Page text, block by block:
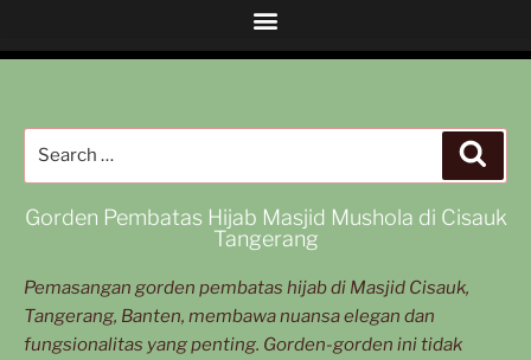
Gorden Pembatas Hijab Masjid Mushola di Cisauk
Tangerang
Pemasangan gorden pembatas hijab di Masjid Cisauk,
Tangerang, Banten, membawa nuansa elegan dan
fungsionalitas yang penting. Gorden-gorden ini tidak